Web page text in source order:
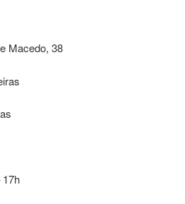
Macedo, 38